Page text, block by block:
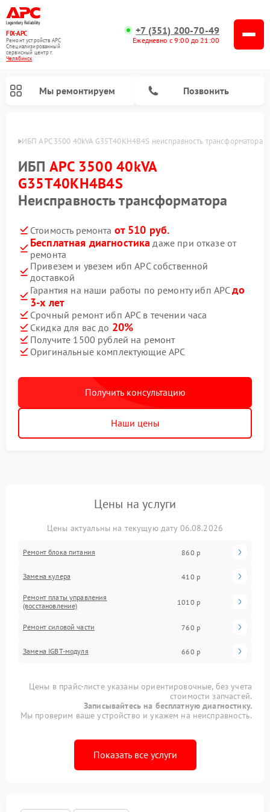
FIX-APC
Ремонт устройств APC
Специализированный
cервисный центр г.
Челябинск
+7 (351) 200-70-49
Ежедневно с 9:00 до 21:00
Мы ремонтируем Позвонить
ИБП APC 3500 40kVA G35T40KH4B4S неисправность трансформатора
ИБП APC 3500 40kVA
G35T40KH4B4S
Неисправность трансформатора
Стоимость ремонта от 510 руб.
Бесплатная диагностика даже при отказе от
ремонта
Привезем и увезем ибп APC собственной
доставкой
Гарантия на наши работы по ремонту ибп APCдо
3-х лет
Срочный ремонт ибп APC в течении часа
Скидка для вас до 20%
Получите 1500 рублей на ремонт
Оригинальные комплектующие APC
Получить консультацию
Наши цены
Цены на услуги
Цены актуальны на текущую дату 06.08.2026
Ремонт блока питания 860 р
Замена кулера 410 р
Ремонт платы управления
(восстановление)
1010 р
Ремонт силовой части 760 р
Замена IGBT-модуля 660 р
Цены в прайс-листе указаны ориентировочные, без учета
стоимости запчастей.
Записывайтесь на бесплатную диагностику.
Мы проверим ваше устройство и укажем на неисправность.
Показать все услуги